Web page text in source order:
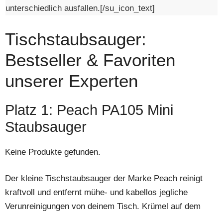
unterschiedlich ausfallen.[/su_icon_text]
Tischstaubsauger:
Bestseller & Favoriten
unserer Experten
Platz 1: Peach PA105 Mini
Staubsauger
Keine Produkte gefunden.
Der kleine Tischstaubsauger der Marke Peach reinigt
kraftvoll und entfernt mühe- und kabellos jegliche
Verunreinigungen von deinem Tisch. Krümel auf dem